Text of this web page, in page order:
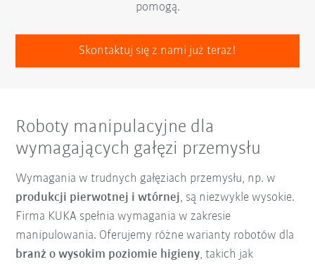
pomogą.
Skontaktuj się z nami już teraz!
Roboty manipulacyjne dla
wymagających gałęzi przemysłu
Wymagania w trudnych gałęziach przemysłu, np. w
produkcji pierwotnej i wtórnej, są niezwykle wysokie.
Firma KUKA spełnia wymagania w zakresie
manipulowania. Oferujemy różne warianty robotów dla
branż o wysokim poziomie higieny, takich jak